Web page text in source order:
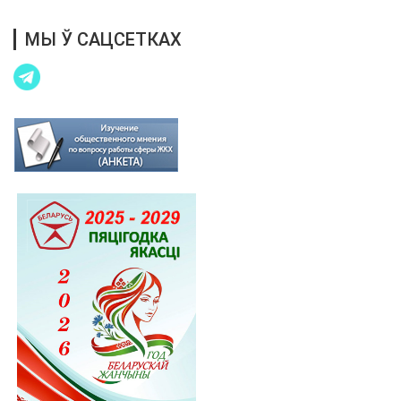
МЫ Ў САЦСЕТКАХ